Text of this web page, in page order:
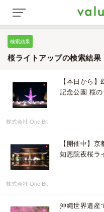
検索結果
桜ライトアップの検索結果
【本日から
記念公園 桜の
株式会社 One Bit
【開催中】
知恩院夜桜ラ
株式会社 One Bit
沖縄世界遺産